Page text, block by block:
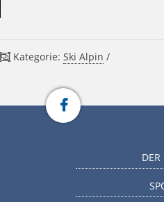
Kategorie:Ski Alpin /
DER